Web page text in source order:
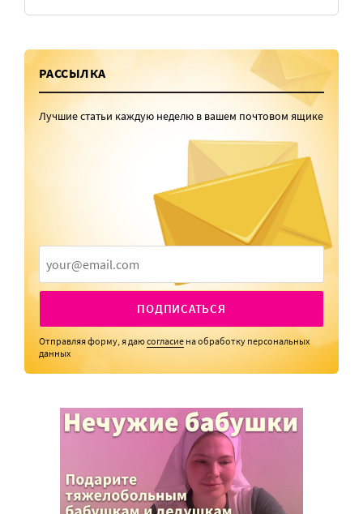
РАССЫЛКА
Лучшие статьи каждую неделю в вашем почтовом ящике
ПОДПИСАТЬСЯ
Отправляя форму, я даюсогласие на обработку персональных
данных